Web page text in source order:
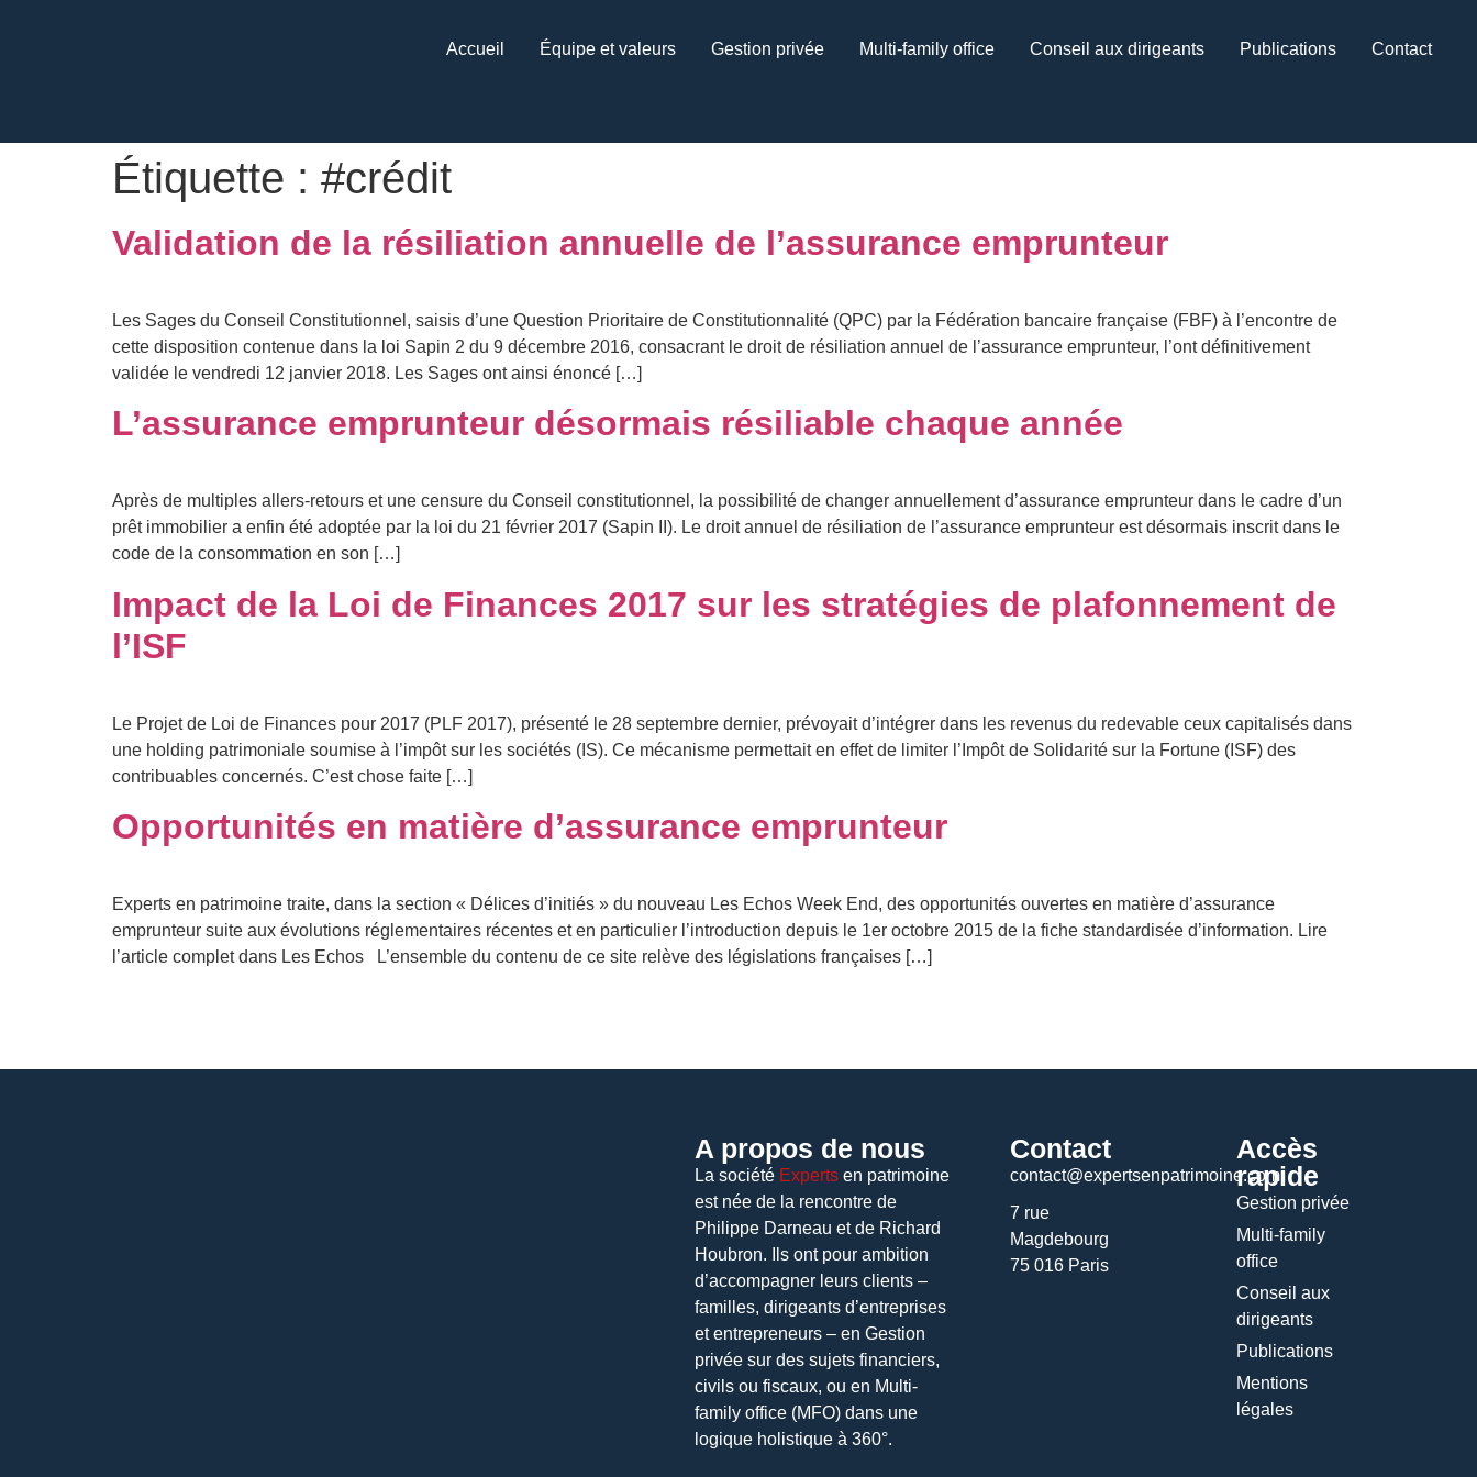
Accueil Équipe et valeurs Gestion privée Multi-family office Conseil aux dirigeants Publications Contact
Étiquette : #crédit
Validation de la résiliation annuelle de l’assurance emprunteur
Les Sages du Conseil Constitutionnel, saisis d’une Question Prioritaire de Constitutionnalité (QPC) par la Fédération bancaire française (FBF) à l’encontre de
cette disposition contenue dans la loi Sapin 2 du 9 décembre 2016, consacrant le droit de résiliation annuel de l’assurance emprunteur, l’ont définitivement
validée le vendredi 12 janvier 2018. Les Sages ont ainsi énoncé […]
L’assurance emprunteur désormais résiliable chaque année
Après de multiples allers-retours et une censure du Conseil constitutionnel, la possibilité de changer annuellement d’assurance emprunteur dans le cadre d’un
prêt immobilier a enfin été adoptée par la loi du 21 février 2017 (Sapin II). Le droit annuel de résiliation de l’assurance emprunteur est désormais inscrit dans le
code de la consommation en son […]
Impact de la Loi de Finances 2017 sur les stratégies de plafonnement de
l’ISF
Le Projet de Loi de Finances pour 2017 (PLF 2017), présenté le 28 septembre dernier, prévoyait d’intégrer dans les revenus du redevable ceux capitalisés dans
une holding patrimoniale soumise à l’impôt sur les sociétés (IS). Ce mécanisme permettait en effet de limiter l’Impôt de Solidarité sur la Fortune (ISF) des
contribuables concernés. C’est chose faite […]
Opportunités en matière d’assurance emprunteur
Experts en patrimoine traite, dans la section « Délices d’initiés » du nouveau Les Echos Week End, des opportunités ouvertes en matière d’assurance
emprunteur suite aux évolutions réglementaires récentes et en particulier l’introduction depuis le 1er octobre 2015 de la fiche standardisée d’information. Lire
l’article complet dans Les Echos L’ensemble du contenu de ce site relève des législations françaises […]
A propos de nous
La société Expertsen patrimoine
est née de la rencontre de
Philippe Darneau et de Richard
Houbron. Ils ont pour ambition
d’accompagner leurs clients –
familles, dirigeants d’entreprises
et entrepreneurs – en Gestion
privée sur des sujets financiers,
civils ou fiscaux, ou en Multi-
family office (MFO) dans une
logique holistique à 360°.
Contact
contact@expertsenpatrimoine.com
7 rue
Magdebourg
75 016 Paris
Accès
rapide
Gestion privée
Multi-family
office
Conseil aux
dirigeants
Publications
Mentions
légales